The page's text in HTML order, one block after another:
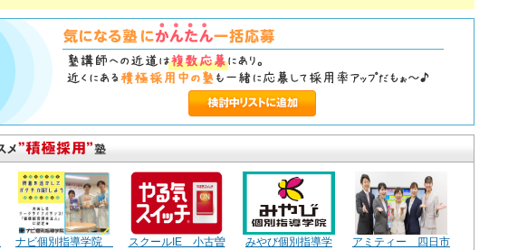
ナビ個別指導学院 スクールIE 小古曽 みやび個別指導学 アミティー 四日市